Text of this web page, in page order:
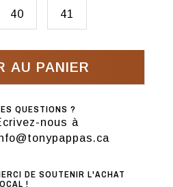
40 41
AU PANIER
QUESTIONS ?
nous à
DE SOUTENIR L'ACHAT
!